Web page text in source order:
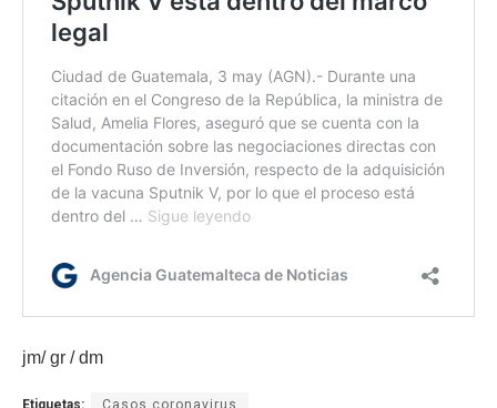
jm/ gr / dm
Etiquetas: Casos coronavirus